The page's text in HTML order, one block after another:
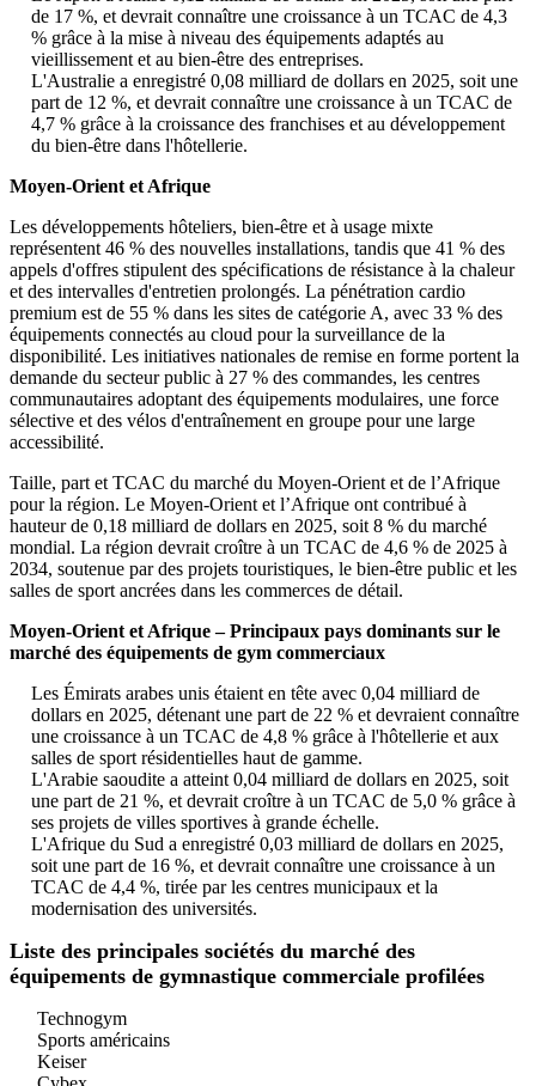
de 17 %, et devrait connaître une croissance à un TCAC de 4,3
% grâce à la mise à niveau des équipements adaptés au
vieillissement et au bien-être des entreprises.
L'Australie a enregistré 0,08 milliard de dollars en 2025, soit une
part de 12 %, et devrait connaître une croissance à un TCAC de
4,7 % grâce à la croissance des franchises et au développement
du bien-être dans l'hôtellerie.
Moyen-Orient et Afrique
Les développements hôteliers, bien-être et à usage mixte
représentent 46 % des nouvelles installations, tandis que 41 % des
appels d'offres stipulent des spécifications de résistance à la chaleur
et des intervalles d'entretien prolongés. La pénétration cardio
premium est de 55 % dans les sites de catégorie A, avec 33 % des
équipements connectés au cloud pour la surveillance de la
disponibilité. Les initiatives nationales de remise en forme portent la
demande du secteur public à 27 % des commandes, les centres
communautaires adoptant des équipements modulaires, une force
sélective et des vélos d'entraînement en groupe pour une large
accessibilité.
Taille, part et TCAC du marché du Moyen-Orient et de l’Afrique
pour la région. Le Moyen-Orient et l’Afrique ont contribué à
hauteur de 0,18 milliard de dollars en 2025, soit 8 % du marché
mondial. La région devrait croître à un TCAC de 4,6 % de 2025 à
2034, soutenue par des projets touristiques, le bien-être public et les
salles de sport ancrées dans les commerces de détail.
Moyen-Orient et Afrique – Principaux pays dominants sur le
marché des équipements de gym commerciaux
Les Émirats arabes unis étaient en tête avec 0,04 milliard de
dollars en 2025, détenant une part de 22 % et devraient connaître
une croissance à un TCAC de 4,8 % grâce à l'hôtellerie et aux
salles de sport résidentielles haut de gamme.
L'Arabie saoudite a atteint 0,04 milliard de dollars en 2025, soit
une part de 21 %, et devrait croître à un TCAC de 5,0 % grâce à
ses projets de villes sportives à grande échelle.
L'Afrique du Sud a enregistré 0,03 milliard de dollars en 2025,
soit une part de 16 %, et devrait connaître une croissance à un
TCAC de 4,4 %, tirée par les centres municipaux et la
modernisation des universités.
Liste des principales sociétés du marché des
équipements de gymnastique commerciale profilées
Technogym
Sports américains
Keiser